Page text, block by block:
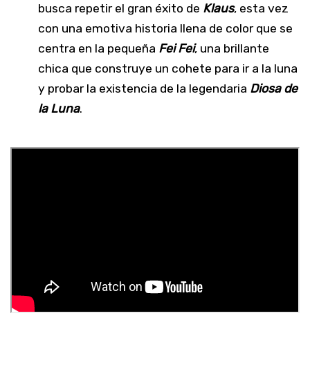
busca repetir el gran éxito de Klaus, esta vez
con una emotiva historia llena de color que se
centra en la pequeña Fei Fei, una brillante
chica que construye un cohete para ir a la luna
y probar la existencia de la legendaria Diosa de
la Luna.